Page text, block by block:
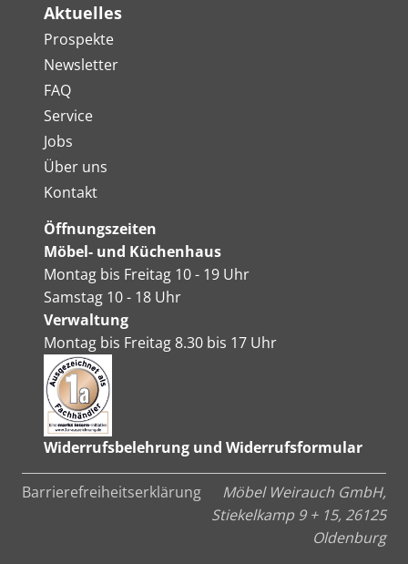
Aktuelles
Prospekte
Newsletter
FAQ
Service
Jobs
Über uns
Kontakt
Öffnungszeiten
Möbel- und Küchenhaus
Montag bis Freitag 10 - 19 Uhr
Samstag 10 - 18 Uhr
Verwaltung
Montag bis Freitag 8.30 bis 17 Uhr
Widerrufsbelehrung und Widerrufsformular
Barrierefreiheitserklärung
Möbel Weirauch GmbH,
Stiekelkamp 9 + 15, 26125
Oldenburg